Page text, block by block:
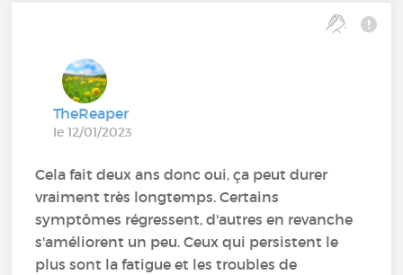
TheReaper
le 12/01/2023
Cela fait deux ans donc oui, ça peut durer
vraiment très longtemps. Certains
symptômes régressent, d'autres en revanche
s'améliorent un peu. Ceux qui persistent le
plus sont la fatigue et les troubles de